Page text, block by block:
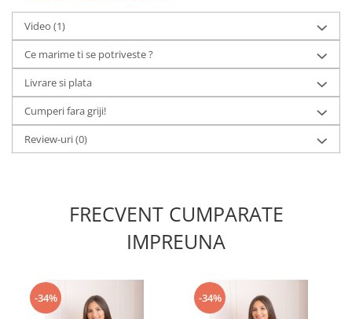
Video (1)
Ce marime ti se potriveste ?
Livrare si plata
Cumperi fara griji!
Review-uri(0)
FRECVENT CUMPARATE
IMPREUNA
-34% -34%